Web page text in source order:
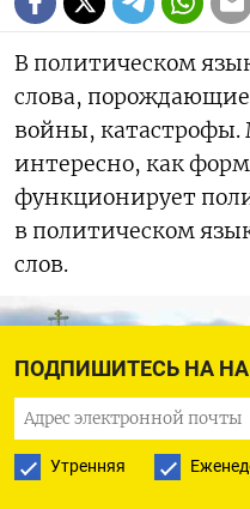
ПОДПИШИТЕСЬ НА
Утренняя
В политическом
слова,
войны, катастрофы.
интересно, как
функционирует
в политическом
слов.